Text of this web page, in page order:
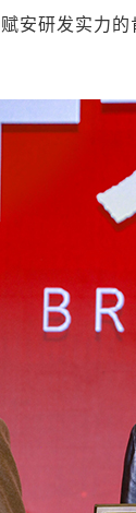
安研发实力